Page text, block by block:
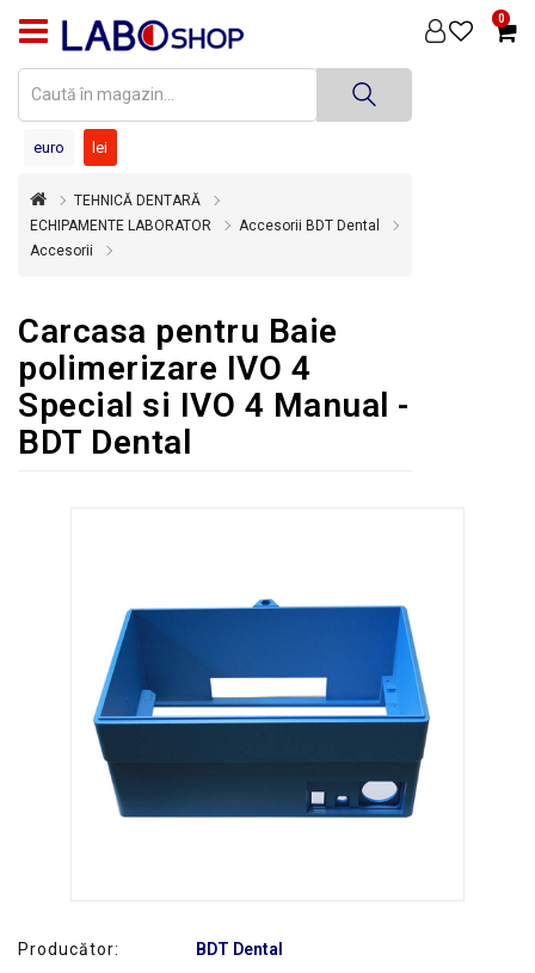
0
PRODUSE
DENTARĂ
DENTARĂ
DEZINFECȚIE
SUPER
OFERTĂ
ÎNCHIRIERI
ECHIPAMENTE
euro lei
TEHNICĂ DENTARĂ
ECHIPAMENTE LABORATOR
Accesorii BDT Dental
Accesorii
Carcasa pentru Baie
polimerizare IVO 4
Special si IVO 4 Manual -
BDT Dental
Producător: BDT Dental